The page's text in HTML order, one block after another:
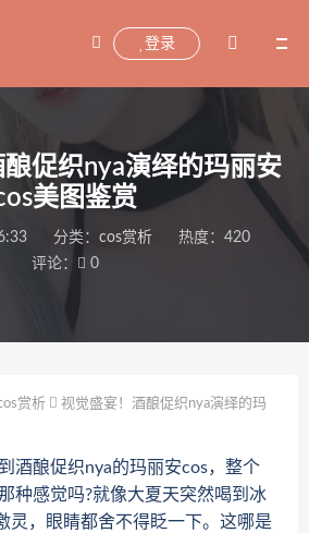
登录
促织nya演绎的玛丽安
美图鉴赏
分类： cos赏析
热度：420
评论：
0
赏析
视觉盛宴！酒酿促织nya演绎的玛
酿促织nya的玛丽安cos，整个
种感觉吗?就像大夏天突然喝到冰
灵，眼睛都舍不得眨一下。这哪是